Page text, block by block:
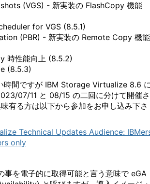
(VGS) - 新実装の FlashCopy 機能
for VGS (8.5.1)
(PBR) - 新実装の Remote Copy 機能
時性能向上 (8.5.2)
(8.5.3)
時間ですが IBM Storage Virtualize 8.6
07/11 と 08/15 の二回に分けて開催
有る方は以下から参加をお申し込み下さ
Technical Updates Audience:
only
事を電子的に取得可能と言う意味で eGA